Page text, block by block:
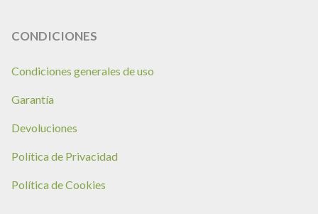
CONDICIONES
Condiciones generales de uso
Garantía
Devoluciones
Política de Privacidad
Política de Cookies